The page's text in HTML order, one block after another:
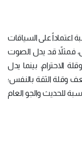
اعتماداً على السياقات
فمثلاً قد يدل الصوت
الاحترام، بينما يدل
وقلة الثقة بالنفس؛
للحديث والجو العام